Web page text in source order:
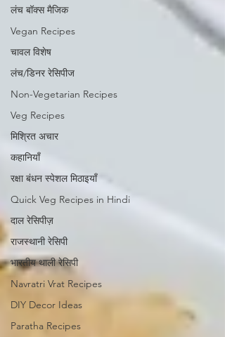
लंच बॉक्स मैजिक
Vegan Recipes
चावल विशेष
लंच/डिनर रेसिपीज
Non-Vegetarian Recipes
Veg Recipes
मिश्रित अचार
कहानियाँ
रक्षा बंधन स्पेशल मिठाइयाँ
Quick Veg Recipes in Hindi
दाल रेसिपीज़
राजस्थानी रेसिपी
भारतीय थाली रेसिपी
Navratri Vrat Recipes
DIY Decor Ideas
Paratha Recipes